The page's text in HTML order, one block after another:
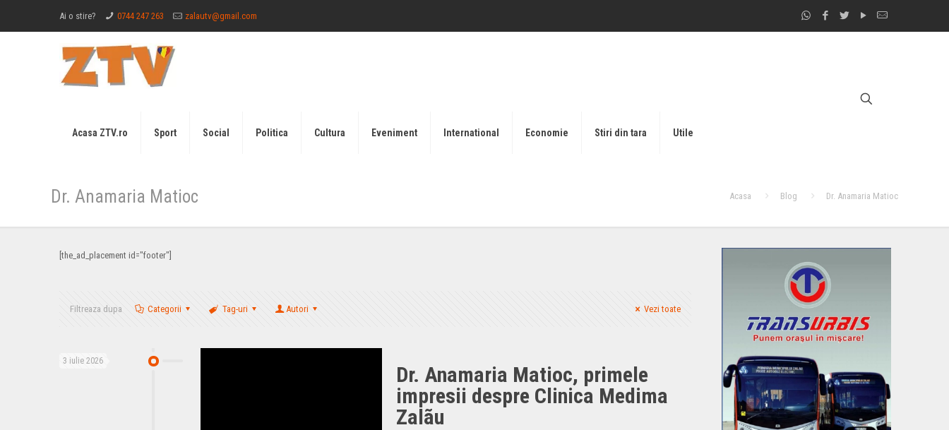
Ai o stire? 0744 247 263 zalautv@gmail.com
Acasa ZTV.ro Sport Social Politica Cultura Eveniment International Economie Stiri din tara Utile
Dr. Anamaria Matioc Acasa Blog Dr. Anamaria Matioc
[the_ad_placement id="footer"]
Filtreaza dupa Categorii Tag-uri Autori Vezi toate
3 iulie 2026
Dr. Anamaria Matioc, primele
impresii despre Clinica Medima
Zalãu